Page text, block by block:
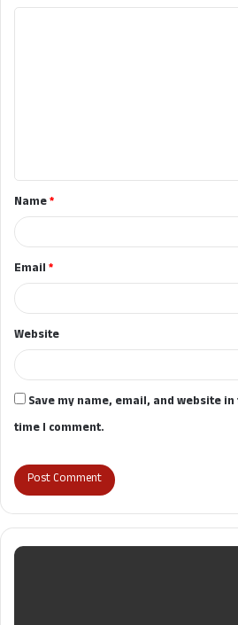
t
*Name*
Email*
Website
Save my name, email, and website
time I comment.